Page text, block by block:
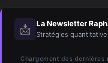
📩 La Newsletter
Stratégies
Chargement des